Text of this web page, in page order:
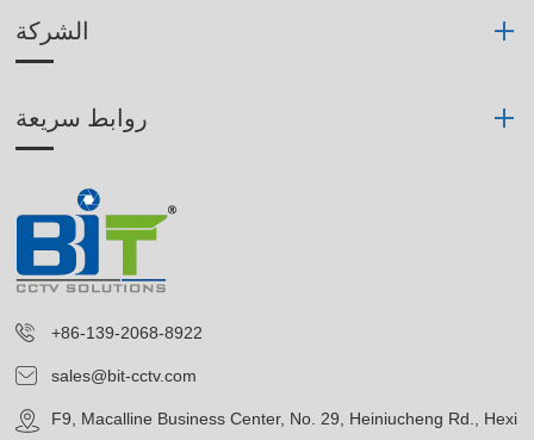
الشركة
روابط سريعة
+86-139-2068-8922
sales@bit-cctv.com
F9, Macalline Business Center, No. 29, Heiniucheng Rd., Hexi